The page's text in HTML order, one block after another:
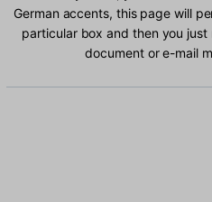
German accents, this page will
particular box and then you
document or e-mail